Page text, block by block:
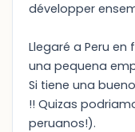
développer
Llegaré a Peru
una pequena
Si tiene una
!! Quizas
peruanos!).